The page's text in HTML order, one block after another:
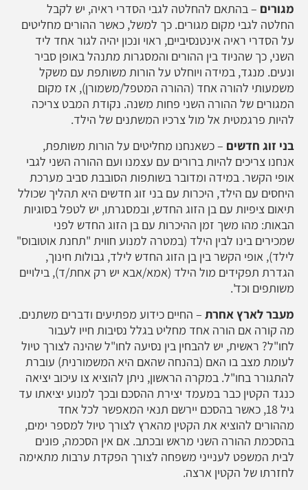
מגורים – בהתאם להחלטה לגבי הסדרי ראיה, יש לקבל
החלטה לגבי מקום מגורים. כך למשל, כאשר ההורים מחליטים
על הסדרי ראיה אינטנסיביים, ראוי ונכון יהיה לגור אחד ליד
השני, כך שהניוד בין ההורים והמסגרות מתנהל באופן סביר
ונעים. מנגד, במידה ויוחלט על הורות משותפת עם משקל
משמעותי להורה אחד (ההורה המטפל/משמורן), אז מקום
המגורים של ההורה השני פחות משנה. נקודת המבט צריכה
להיות פרגמטית אל מול צרכיו המשתנים של הילד.
בני זוג חדשים – כשאנחנו מחליטים על הורות משותפת,
אנחנו צריכים להיות ברורים עם עצמנו ועם ההורה השני לגבי
אופי הקשר. במידה ומדובר בשותפות הסובבת סביב מערכת
היחסים עם הילד, היכרות עם בני זוג חדשים היא תהליך שכולל
תיאום ציפיות עם בן הזוג החדש, ובמסגרתו, יש לטפל בסוגיות
הבאות: מהו משך זמן ההיכרות עם בן הזוג החדש לפני
שמכירים בינו לבין הילד (במטרה למנוע חווית "תחנת אוטובוס"
לילד), אופי הקשר בין בן הזוג החדש לילד, גבולות חינוך,
הגדרת תפקידים מול הילד (אמא/אבא יש רק אחת/ד), בילויים
משותפים וכד'.
מעבר לארץ אחרת – החיים כידוע מפתיעים ודברים משתנים.
מה קורה אם הורה אחד מחליט בגלל נסיבות חייו לעבור
לחו"ל? ראשית, יש להבחין בין נסיעה לחו"ל שהינה לצורך טיול
לעומת מצב בו האם (בהנחה שהאם היא המשמורנית) עוברת
להתגורר בחו"ל. במקרה הראשון, ניתן להוציא צו עיכוב יציאה
כנגד הקטין כבר במעמד יצירת ההסכם ובכך למנוע יציאתו עד
גיל 18, כאשר בהסכם יירשם תנאי המאפשר לכל אחד
מההורים להוציא את הקטין מהארץ לצורך טיול למספר ימים,
בהסכמת ההורה השני מראש ובכתב. אם אין הסכמה, פונים
לבית המשפט לענייני משפחה לצורך הפקדת ערבות מתאימה
לחזרתו של הקטין ארצה.